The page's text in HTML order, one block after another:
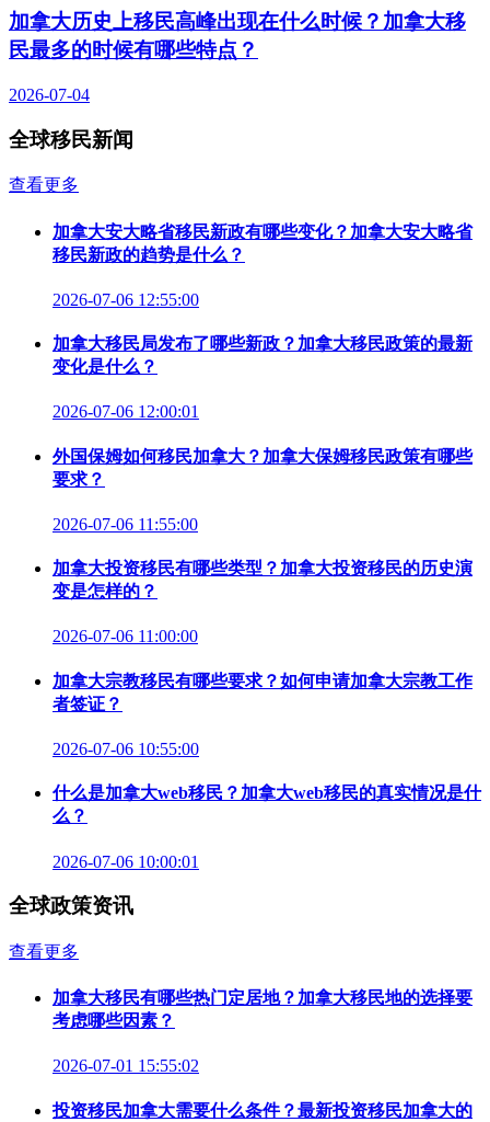
加拿大历史上移民高峰出现在什么时候？加拿大移
民最多的时候有哪些特点？
2026-07-04
全球移民新闻
查看更多
加拿大安大略省移民新政有哪些变化？加拿大安大略省
移民新政的趋势是什么？
2026-07-06 12:55:00
加拿大移民局发布了哪些新政？加拿大移民政策的最新
变化是什么？
2026-07-06 12:00:01
外国保姆如何移民加拿大？加拿大保姆移民政策有哪些
要求？
2026-07-06 11:55:00
加拿大投资移民有哪些类型？加拿大投资移民的历史演
变是怎样的？
2026-07-06 11:00:00
加拿大宗教移民有哪些要求？如何申请加拿大宗教工作
者签证？
2026-07-06 10:55:00
什么是加拿大web移民？加拿大web移民的真实情况是什
么？
2026-07-06 10:00:01
全球政策资讯
查看更多
加拿大移民有哪些热门定居地？加拿大移民地的选择要
考虑哪些因素？
2026-07-01 15:55:02
投资移民加拿大需要什么条件？最新投资移民加拿大的